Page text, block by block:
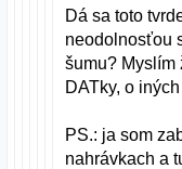
Dá sa toto
neodolnosťou
šumu? Myslím
DATky, o
PS.: ja som
nahrávkach a